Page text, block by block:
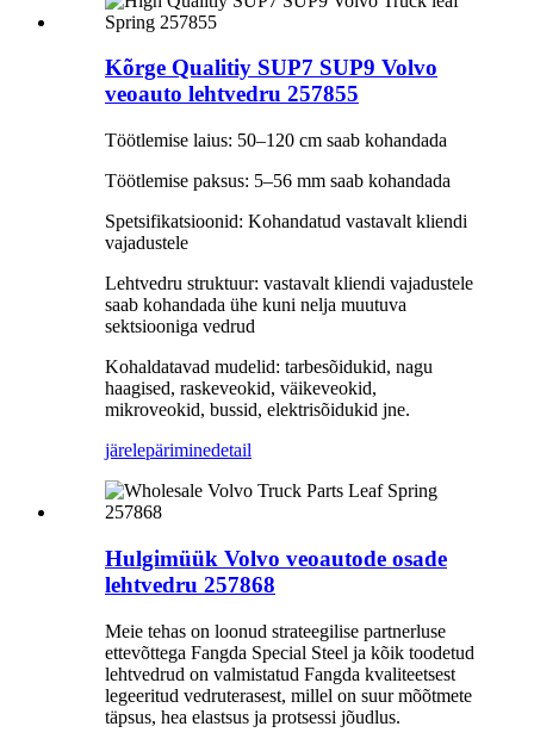
Kõrge Qualitiy SUP7 SUP9 Volvo
veoauto lehtvedru 257855
Töötlemise laius: 50–120 cm saab kohandada
Töötlemise paksus: 5–56 mm saab kohandada
Spetsifikatsioonid: Kohandatud vastavalt kliendi
vajadustele
Lehtvedru struktuur: vastavalt kliendi vajadustele
saab kohandada ühe kuni nelja muutuva
sektsiooniga vedrud
Kohaldatavad mudelid: tarbesõidukid, nagu
haagised, raskeveokid, väikeveokid,
mikroveokid, bussid, elektrisõidukid jne.
järelepäriminedetail
Hulgimüük Volvo veoautode osade
lehtvedru 257868
Meie tehas on loonud strateegilise partnerluse
ettevõttega Fangda Special Steel ja kõik toodetud
lehtvedrud on valmistatud Fangda kvaliteetsest
legeeritud vedruterasest, millel on suur mõõtmete
täpsus, hea elastsus ja protsessi jõudlus.